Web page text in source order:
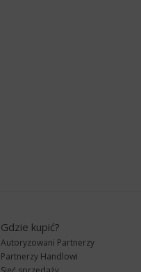
Gdzie kupić?
Autoryzowani Partnerzy
Partnerzy Handlowi